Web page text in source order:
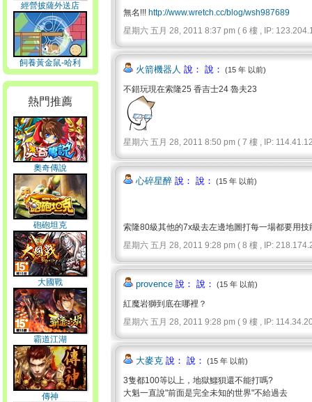
經營披薩外送店
飼養黃金鼠-哈利
熱門推薦
奧奇傳說
砲砲坦克
大國戰
霸道江湖
傳神
無名!!! http://www.wretch.cc/blog/wsh987689
星期六 五月 28, 2011 8:37 pm ( 6 樓 , IP:
火箭機器人 說： 說： (15 年 以前)
不錯玩現在索隆25 香吉士24 魯夫23
星期六 五月 28, 2011 8:50 pm ( 7 樓 , IP:
心碎星醉 說： 說： (15 年 以前)
索隆80級其他的7x級去左邊地圖打每一場都要用
星期六 五月 28, 2011 9:28 pm ( 8 樓 , IP:
provence 說： 說： (15 年 以前)
紅魔岩獅到底在哪裡？
星期六 五月 28, 2011 9:28 pm ( 9 樓 , IP:
大麥克 說： 說： (15 年 以前)
3隻都100等以上，地獄鱷狽還不能打嗎?
大魁一直說"前面是完全未知的世界"不給過去